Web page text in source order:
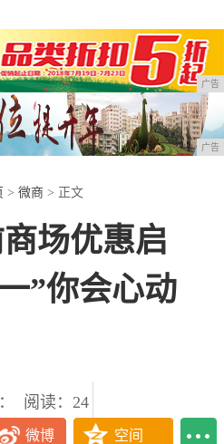
广告
广告
> 微商 > 正文
场优惠启
”你会心动
阅读：24
微博 空间